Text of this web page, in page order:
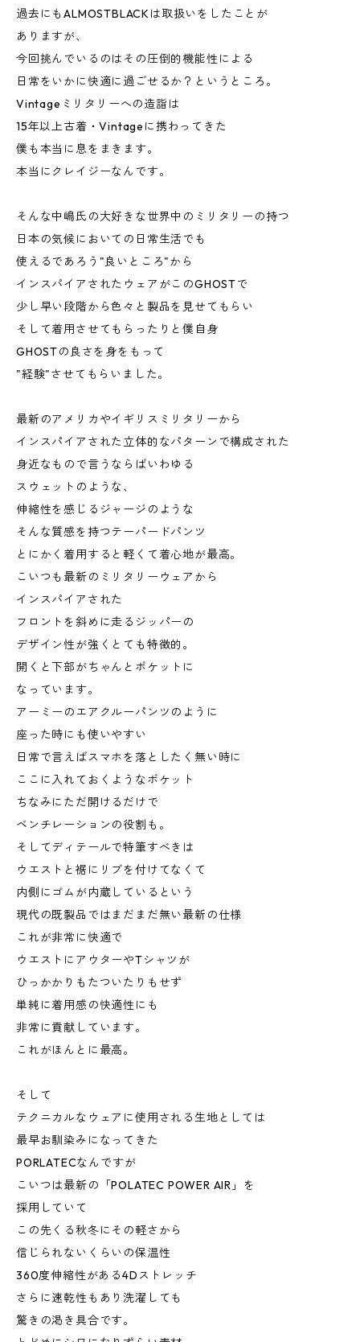
過去にもALMOSTBLACKは取扱いをしたことが
ありますが、
今回挑んでいるのはその圧倒的機能性による
日常をいかに快適に過ごせるか？というところ。
Vintageミリタリーへの造詣は
15年以上古着・Vintageに携わってきた
僕も本当に息をまきます。
本当にクレイジーなんです。
そんな中嶋氏の大好きな世界中のミリタリーの持つ
日本の気候においての日常生活でも
使えるであろう"良いところ"から
インスパイアされたウェアがこのGHOSTで
少し早い段階から色々と製品を見せてもらい
そして着用させてもらったりと僕自身
GHOSTの良さを身をもって
"経験"させてもらいました。
最新のアメリカやイギリスミリタリーから
インスパイアされた立体的なパターンで構成された
身近なもので言うならばいわゆる
スウェットのような、
伸縮性を感じるジャージのような
そんな質感を持つテーパードパンツ
とにかく着用すると軽くて着心地が最高。
こいつも最新のミリタリーウェアから
インスパイアされた
フロントを斜めに走るジッパーの
デザイン性が強くとても特徴的。
開くと下部がちゃんとポケットに
なっています。
アーミーのエアクルーパンツのように
座った時にも使いやすい
日常で言えばスマホを落としたく無い時に
ここに入れておくようなポケット
ちなみにただ開けるだけで
ベンチレーションの役割も。
そしてディテールで特筆すべきは
ウエストと裾にリブを付けてなくて
内側にゴムが内蔵しているという
現代の既製品ではまだまだ無い最新の仕様
これが非常に快適で
ウエストにアウターやTシャツが
ひっかかりもたついたりもせず
単純に着用感の快適性にも
非常に貢献しています。
これがほんとに最高。
そして
テクニカルなウェアに使用される生地としては
最早お馴染みになってきた
PORLATECなんですが
こいつは最新の「POLATEC POWER AIR」を
採用していて
この先くる秋冬にその軽さから
信じられないくらいの保温性
360度伸縮性がある4Dストレッチ
さらに速乾性もあり洗濯しても
驚きの渇き具合です。